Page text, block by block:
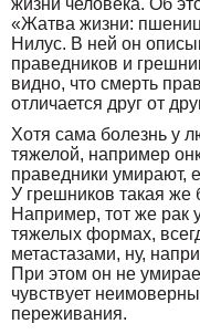
жизни человека. Об
«Жатва жизни:
Нилус. В ней он
праведников и
видно, что смерть
отличается друг от
Хотя сама болезнь у
тяжелой, например
праведники умирают,
У грешников такая же
Например, тот же рак
тяжелых формах,
метастазами, ну,
При этом он не
чувствует
переживания.